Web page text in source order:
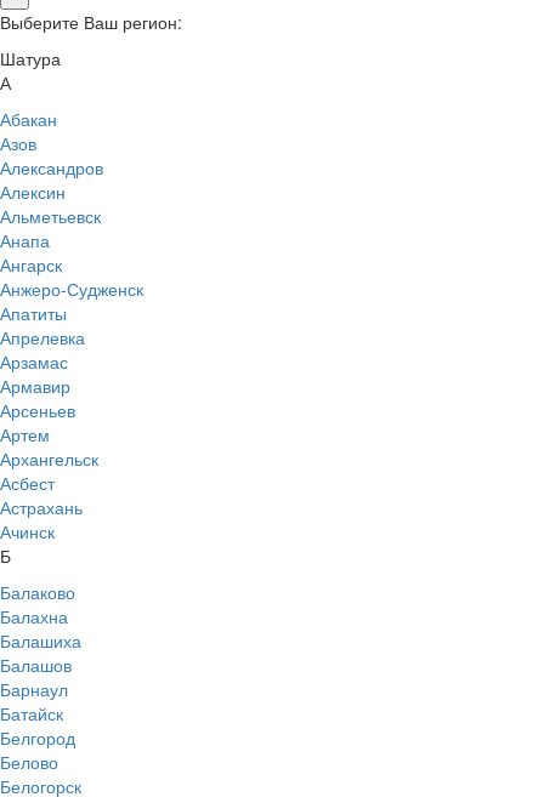
Выберите Ваш регион:
Шатура
А
Абакан
Азов
Александров
Алексин
Альметьевск
Анапа
Ангарск
Анжеро-Судженск
Апатиты
Апрелевка
Арзамас
Армавир
Арсеньев
Артем
Архангельск
Асбест
Астрахань
Ачинск
Б
Балаково
Балахна
Балашиха
Балашов
Барнаул
Батайск
Белгород
Белово
Белогорск